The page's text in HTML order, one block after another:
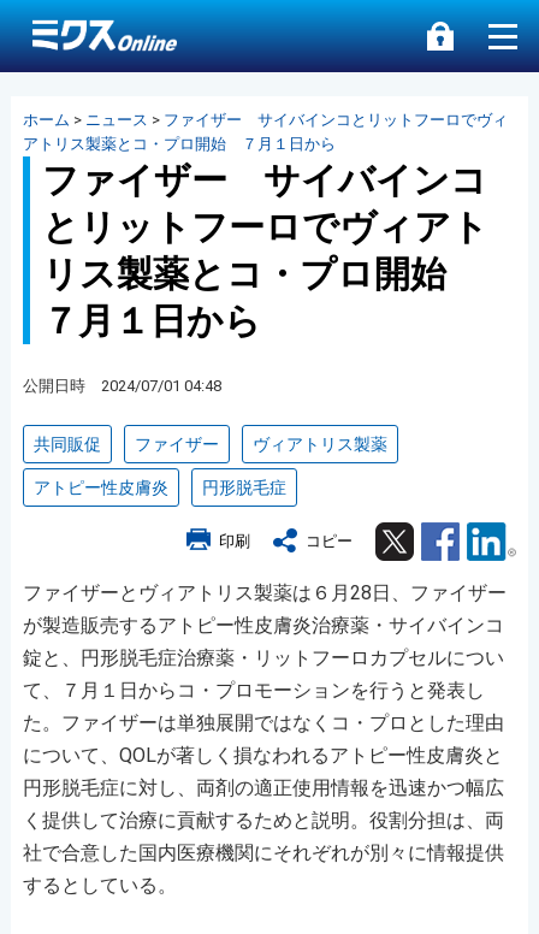
ホーム > ニュース > ファイザー サイバインコとリットフーロでヴィ
アトリス製薬とコ・プロ開始 ７月１日から
ファイザー サイバインコ
とリットフーロでヴィアト
リス製薬とコ・プロ開始
７月１日から
公開日時 2024/07/01 04:48
共同販促 ファイザー ヴィアトリス製薬
アトピー性皮膚炎 円形脱毛症
印刷 コピー Twitter Facebook
ファイザーとヴィアトリス製薬は６月28日、ファイザー
が製造販売するアトピー性皮膚炎治療薬・サイバインコ
錠と、円形脱毛症治療薬・リットフーロカプセルについ
て、７月１日からコ・プロモーションを行うと発表し
た。ファイザーは単独展開ではなくコ・プロとした理由
について、QOLが著しく損なわれるアトピー性皮膚炎と
円形脱毛症に対し、両剤の適正使用情報を迅速かつ幅広
く提供して治療に貢献するためと説明。役割分担は、両
社で合意した国内医療機関にそれぞれが別々に情報提供
するとしている。